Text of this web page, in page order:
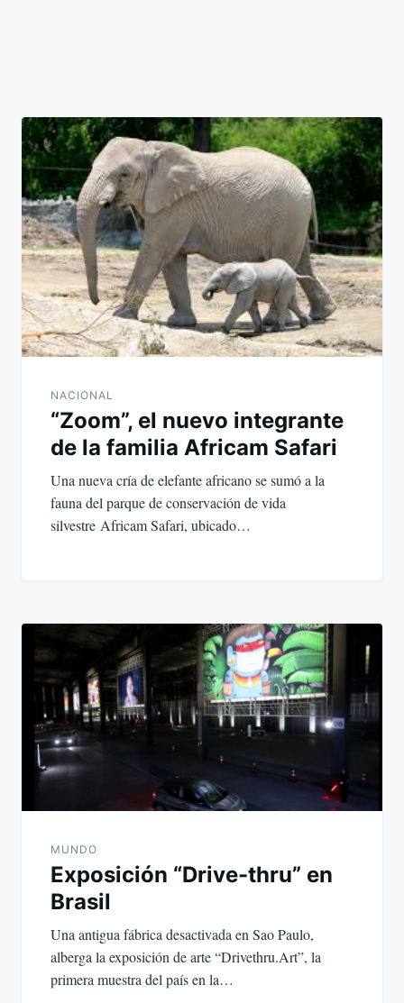
NACIONAL
“Zoom”, el nuevo integrante
de la familia Africam Safari
Una nueva cría de elefante africano se sumó a la
fauna del parque de conservación de vida
silvestre Africam Safari, ubicado…
MUNDO
Exposición “Drive-thru” en
Brasil
Una antigua fábrica desactivada en Sao Paulo,
alberga la exposición de arte “Drivethru.Art”, la
primera muestra del país en la…